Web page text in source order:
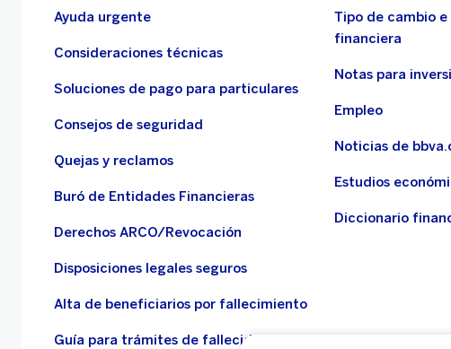
Ayuda urgente
Consideraciones técnicas
Soluciones de pago para particulares
Consejos de seguridad
Quejas y reclamos
Buró de Entidades Financieras
Derechos ARCO/Revocación
Disposiciones legales seguros
Alta de beneficiarios por fallecimiento
Guía para trámites de fallecidos
Tipo de cambio
financiera
Notas para
Empleo
Noticias de
Estudios
Diccionario